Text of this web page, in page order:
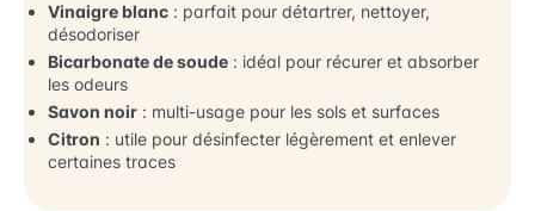
Vinaigre blanc : parfait pour détartrer, nettoyer,
désodoriser
Bicarbonate de soude : idéal pour récurer et absorber
les odeurs
Savon noir : multi-usage pour les sols et surfaces
Citron : utile pour désinfecter légèrement et enlever
certaines traces